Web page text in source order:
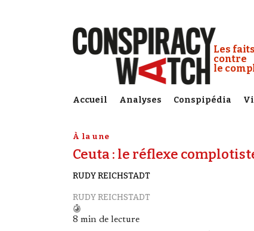
Les faits
contre
le
Accueil Analyses Conspipédia
À la une
Ceuta : le réflexe
RUDY REICHSTADT
RUDY REICHSTADT
8 min de lecture